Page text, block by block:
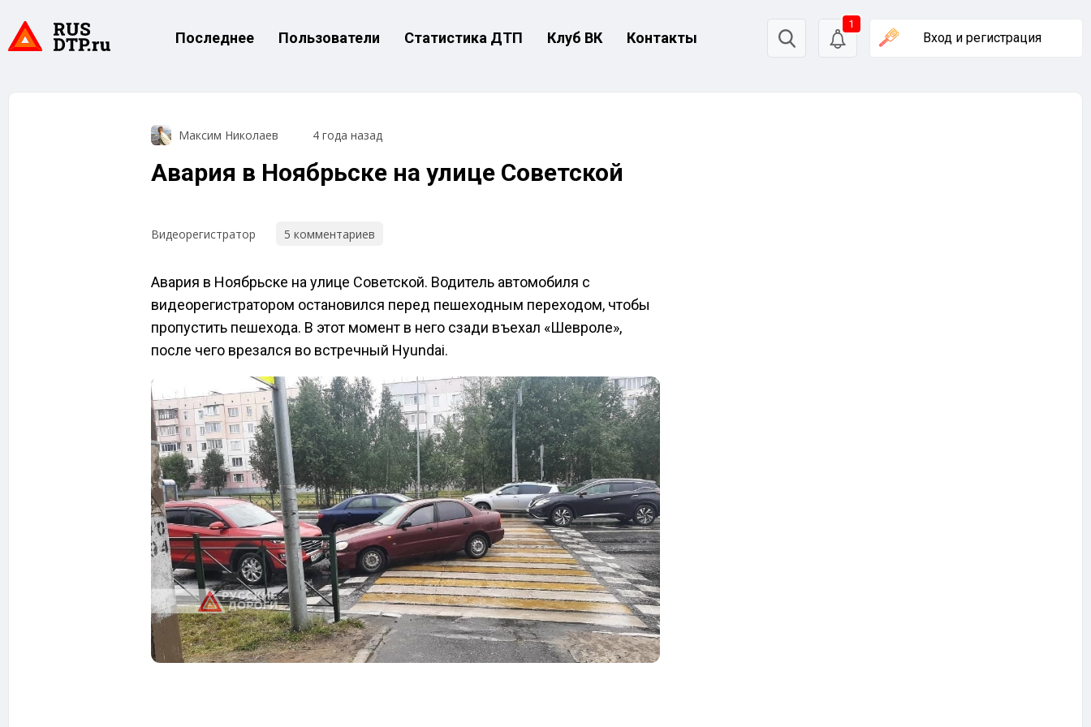
Последнее Пользователи Статистика ДТП Клуб ВК Контакты
1
Вход и регистрация
Максим Николаев 4 года назад
Авария в Ноябрьске на улице Советской
Видеорегистратор 5 комментариев
Авария в Ноябрьске на улице Советской. Водитель автомобиля с
видеорегистратором остановился перед пешеходным переходом, чтобы
пропустить пешехода. В этот момент в него сзади въехал «Шевроле»,
после чего врезался во встречный Hyundai.